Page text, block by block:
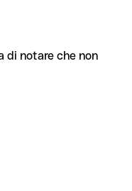
di notare che non